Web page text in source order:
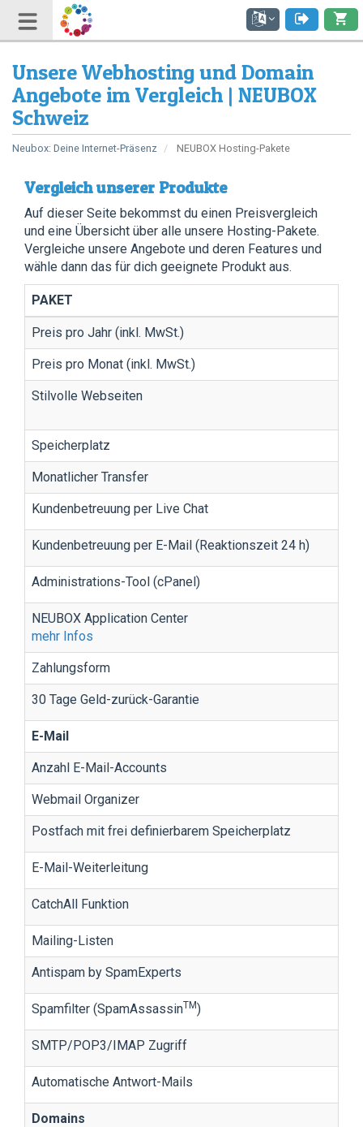
Unsere Webhosting und Domain
Angebote im Vergleich | NEUBOX
Schweiz
Neubox: Deine Internet-Präsenz NEUBOX Hosting-Pakete
Vergleich unserer Produkte
Auf dieser Seite bekommst du einen Preisvergleich
und eine Übersicht über alle unsere Hosting-Pakete.
Vergleiche unsere Angebote und deren Features und
wähle dann das für dich geeignete Produkt aus.
PAKET
Preis pro Jahr (inkl. MwSt.)
Preis pro Monat (inkl. MwSt.)
Stilvolle Webseiten
Speicherplatz
Monatlicher Transfer
Kundenbetreuung per Live Chat
Kundenbetreuung per E-Mail (Reaktionszeit 24 h)
Administrations-Tool (cPanel)
NEUBOX Application Center
mehr Infos
Zahlungsform
30 Tage Geld-zurück-Garantie
E-Mail
Anzahl E-Mail-Accounts
Webmail Organizer
Postfach mit frei definierbarem Speicherplatz
E-Mail-Weiterleitung
CatchAll Funktion
Mailing-Listen
Antispam by SpamExperts
Spamfilter (SpamAssassinTM)
SMTP/POP3/IMAP Zugriff
Automatische Antwort-Mails
Domains